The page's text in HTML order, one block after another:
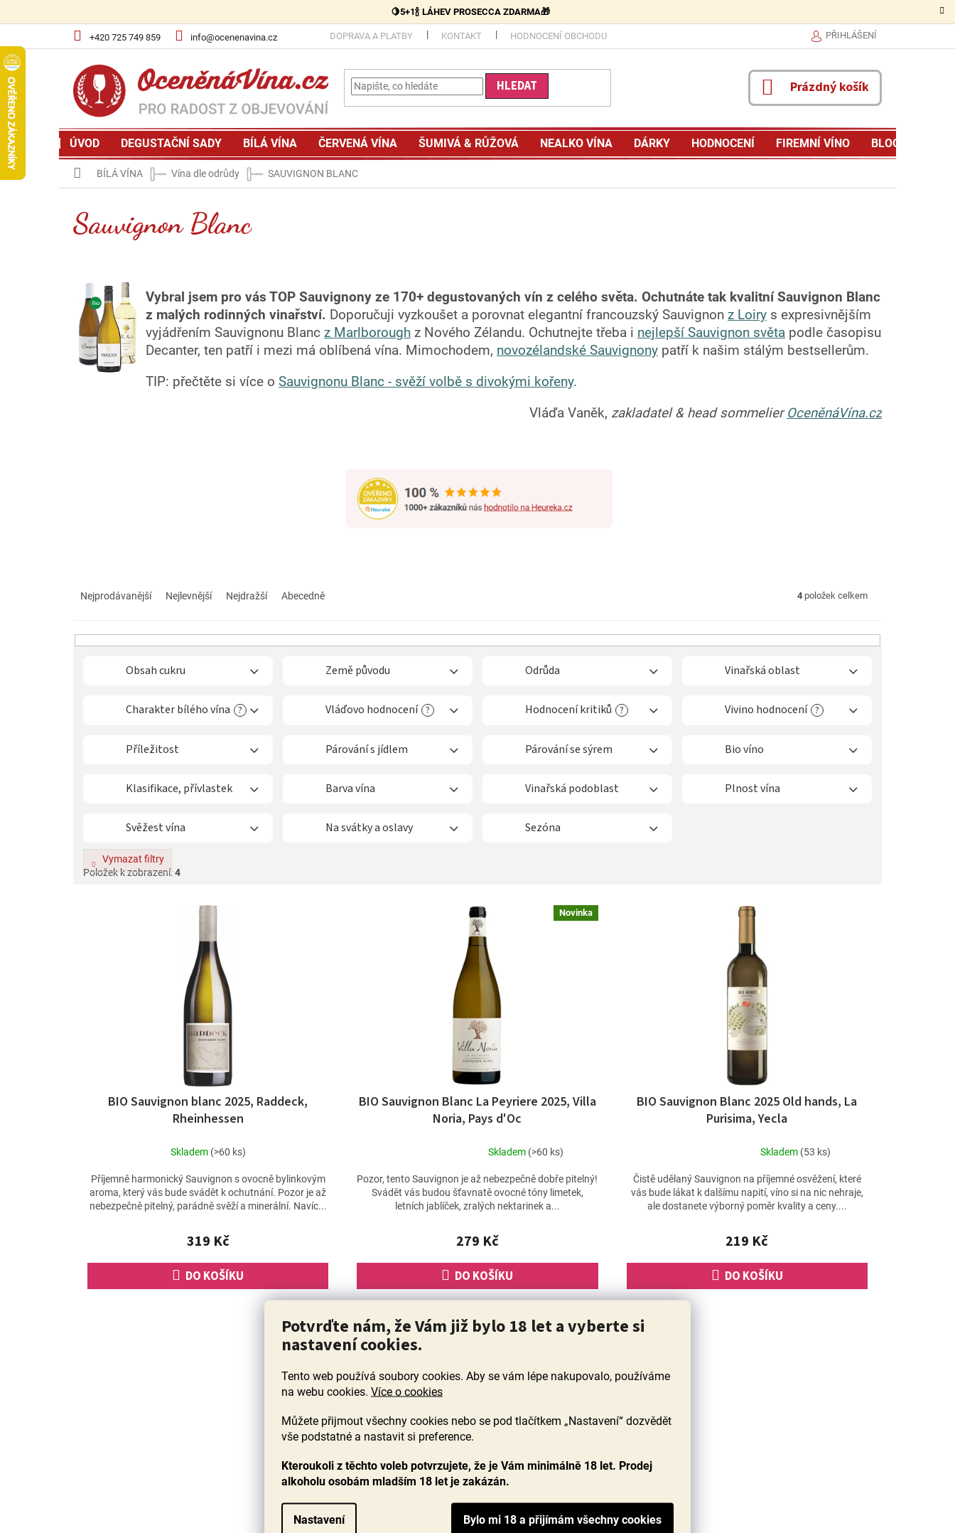
Potvrďte nám, že Vám již bylo 18 let a vyberte si
nastavení cookies.
Tento web používá soubory cookies. Aby se vám lépe nakupovalo, používáme
na webu cookies. Více o cookies
Můžete přijmout všechny cookies nebo se pod tlačítkem „Nastavení“ dozvědět
vše podstatné a nastavit si preference.
Kteroukoli z těchto voleb potvrzujete, že je Vám minimálně 18 let. Prodej
alkoholu osobám mladším 18 let je zakázán.
Nastavení
🍋5+1🍾 LÁHEV PROSECCA ZDARMA🎁
+420 725 749 859 info@ocenenavina.cz DOPRAVA A PLATBY KONTAKT HODNOCENÍ OBCHODU PŘIHLÁŠENÍ
HLEDAT
NÁKUPNÍ
KOŠÍK
Prázdný košík
ÚVOD DEGUSTAČNÍ SADY BÍLÁ VÍNA ČERVENÁ VÍNA ŠUMIVÁ & RŮŽOVÁ NEALKO VÍNA DÁRKY FIREMNÍ VÍNO
HODNOCENÍ BLOG
Domů
BÍLÁ VÍNA Vína dle odrůdy SAUVIGNON BLANC
Sauvignon Blanc
Vybral jsem pro vás TOP Sauvignony ze 170+ degustovaných vín z celého světa. Ochutnáte tak kvalitní Sauvignon Blanc
z malých rodinných vinařství. Doporučuji vyzkoušet a porovnat elegantní francouzský Sauvignon z Loiry s expresivnějším
vyjádřením Sauvignonu Blanc z Marlborough z Nového Zélandu. Ochutnejte třeba i nejlepší Sauvignon světa podle časopisu
Decanter, ten patří i mezi má oblíbená vína. Mimochodem, novozélandské Sauvignony patří k našim stálým bestsellerům.
TIP: přečtěte si více o Sauvignonu Blanc - svěží volbě s divokými kořeny.
Vláďa Vaněk, zakladatel & head sommelierOceněnáVína.cz
n
Nejprodávanější Nejlevnější Nejdražší Abecedně 4 položek celkem
Obsah cukru Země původu Odrůda Vinařská oblast
Charakter bílého vína ? Vláďovo hodnocení ? Hodnocení kritiků ? Vivino hodnocení ?
Příležitost Párování s jídlem Párování se sýrem Bio víno
Klasifikace, přívlastek Barva vína Vinařská podoblast Plnost vína
Svěžest vína Na svátky a oslavy Sezóna
Vymazat filtry
Položek k zobrazení:4
BIO Sauvignon blanc 2025, Raddeck,
Rheinhessen
Skladem (>60 ks)
319 Kč
DO KOŠÍKU
Příjemně harmonický Sauvignon s ovocně bylinkovým
aroma, který vás bude svádět k ochutnání. Pozor je až
nebezpečně pitelný, parádně svěží a minerální. Navíc...
Novinka
BIO Sauvignon Blanc La Peyriere 2025, Villa
Noria, Pays d'Oc
hodnocení
produktu
je
Skladem (>60 ks)
279 Kč
DO KOŠÍKU
Pozor, tento Sauvignon je až nebezpečně dobře pitelný!
Svádět vás budou šťavnatě ovocné tóny limetek,
letních jablíček, zralých nektarinek a...
BIO Sauvignon Blanc 2025 Old hands, La
Purisima, Yecla
hodnocení
produktu
je
Skladem (53 ks)
219 Kč
DO KOŠÍKU
Čistě udělaný Sauvignon na příjemné osvěžení, které
vás bude lákat k dalšímu napití, víno si na nic nehraje,
ale dostanete výborný poměr kvality a ceny....
BIO Sauvignon blanc 2025, Karl May